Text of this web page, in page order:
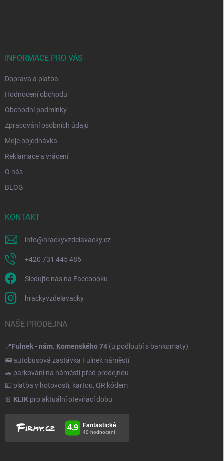
INFORMACE PRO VÁS
Doprava a platba
Hodnocení obchodu
Obchodní podmínky
Zpracování osobních údajů
Moje objednávka
Reklamace a vrácení
O nás
BLOG
KONTAKT
info@hrackyvzdelavacky.cz
+420 731 445 486
Sledujte nás na Facebooku
hrackyvzdelavacky
NAŠE PRODEJNA
📍Fulnek - nám. Komenského 74 (u podloubí s bankomaty)
🚌 autobusová zastávka Fulnek náměstí
🚗 parkování na náměstí před prodejnou
💵 platba v hotovosti, kartou, QR kódem
🚪 KLIK pro aktuální otevírací dobu